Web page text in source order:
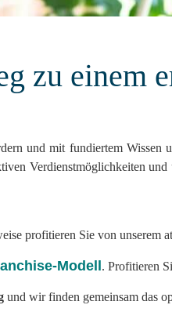
zu einem
und mit fundiertem
Verdienstmöglichkeiten
profitieren Sie von unserem
Modell. Profitieren
und wir finden gemeinsam das